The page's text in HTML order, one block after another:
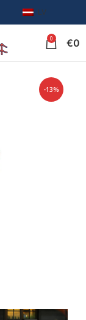
LV
0 €0
-13%